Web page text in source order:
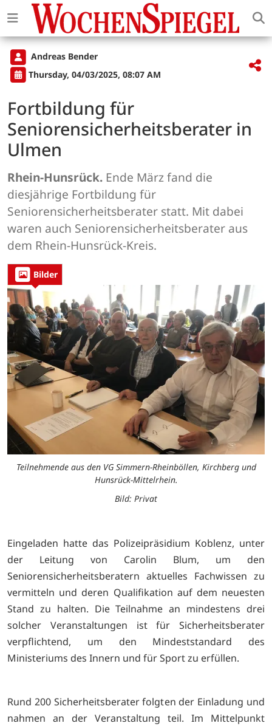
Andreas Bender
Thursday, 04/03/2025, 08:07 AM
Fortbildung für
Seniorensicherheitsberater in
Ulmen
Rhein-Hunsrück. Ende März fand die
diesjährige Fortbildung für
Seniorensicherheitsberater statt. Mit dabei
waren auch Seniorensicherheitsberater aus
dem Rhein-Hunsrück-Kreis.
Bilder
Teilnehmende aus den VG Simmern-Rheinböllen, Kirchberg und
Hunsrück-Mittelrhein.
Bild: Privat
Eingeladen hatte das Polizeipräsidium Koblenz, unter
der Leitung von Carolin Blum, um den
Seniorensicherheitsberatern aktuelles Fachwissen zu
vermitteln und deren Qualifikation auf dem neuesten
Stand zu halten. Die Teilnahme an mindestens drei
solcher Veranstaltungen ist für Sicherheitsberater
verpflichtend, um den Mindeststandard des
Ministeriums des Innern und für Sport zu erfüllen.
Rund 200 Sicherheitsberater folgten der Einladung und
nahmen an der Veranstaltung teil. Im Mittelpunkt